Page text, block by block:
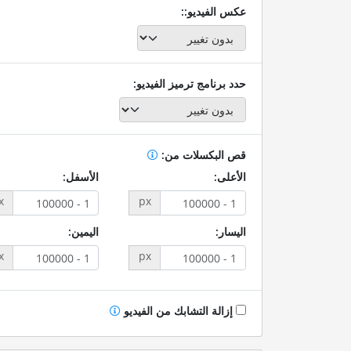
عكس الفيديو::
حدد برنامج ترميز الفيديو:
قص البكسلات من:
الأعلى:
px
الأسفل:
اليسار:
px
اليمين:
إزالة التشابك من الفيديو